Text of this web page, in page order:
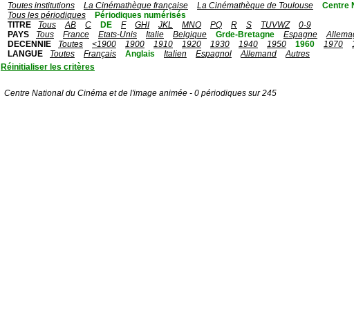
Toutes institutions
La Cinémathèque française La Cinémathèque de Toulouse
Centre
Tous les périodiques
Périodiques numérisés
TITRE
Tous AB C DE F GHI JKL MNO PQ R S TUVWZ
0-9
PAYS
Tous France Etats-Unis Italie Belgique Grde-Bretagne Espagne
DECENNIE
Toutes <1900 1900 1910 1920 1930 1940 1950 1960 1970
LANGUE
Toutes Français Anglais Italien Espagnol Allemand
Autres
Réinitialiser les critères
Centre National du Cinéma et de l'image animée - 0 périodiques sur 245